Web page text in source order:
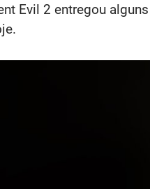
Evil 2 entregou